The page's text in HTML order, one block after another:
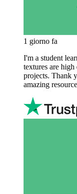
1 giorno fa
I'm a student
textures are
projects. Thank
amazing